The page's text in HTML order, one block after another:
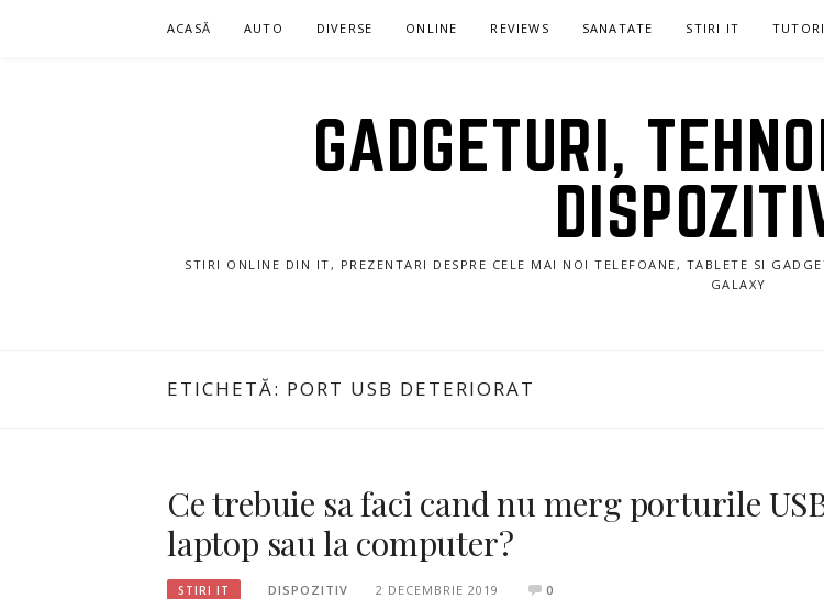
ACASĂ AUTO DIVERSE ONLINE REVIEWS SANATATE STIRI IT
GADGETURI,
STIRI ONLINE DIN IT, PREZENTARI DESPRE CELE MAI NOI TELEFOANE, TABLETE SI
GALAXY
ETICHETĂ: PORT USB DETERIORAT
Ce trebuie sa faci cand nu merg porturile
laptop sau la computer?
STIRI IT DISPOZITIV 2 DECEMBRIE 2019 0